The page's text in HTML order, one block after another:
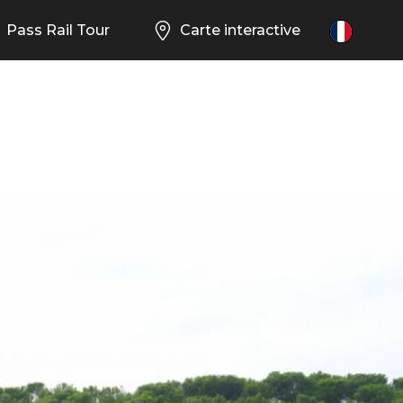
Pass Rail Tour Carte interactive FR